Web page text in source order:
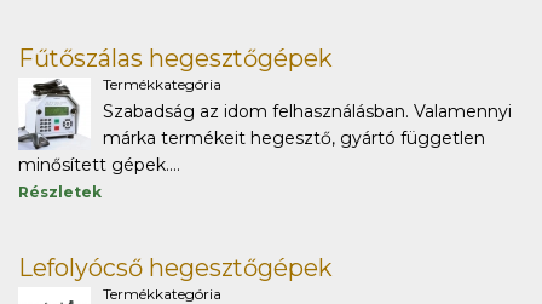
Fűtőszálas hegesztőgépek
Termékkategória
Szabadság az idom felhasználásban. Valamennyi
márka termékeit hegesztő, gyártó független
minősített gépek....
Részletek
Lefolyócső hegesztőgépek
Termékkategória